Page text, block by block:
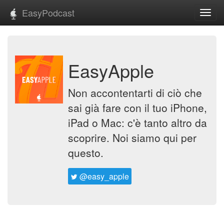
EasyPodcast
EasyApple
Non accontentarti di ciò che
sai già fare con il tuo iPhone,
iPad o Mac: c'è tanto altro da
scoprire. Noi siamo qui per
questo.
@easy_apple